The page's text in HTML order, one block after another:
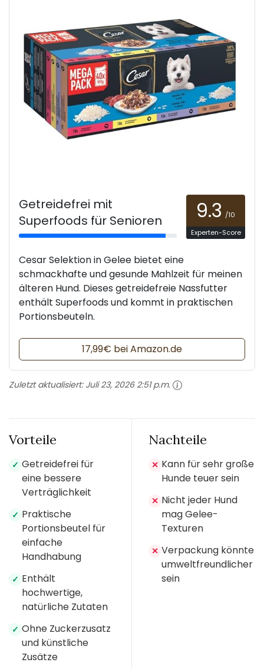
Getreidefrei mit
Superfoods für Senioren
9.3 /10
Experten-Score
Cesar Selektion in Gelee bietet eine
schmackhafte und gesunde Mahlzeit für meinen
älteren Hund. Dieses getreidefreie Nassfutter
enthält Superfoods und kommt in praktischen
Portionsbeuteln.
17,99€ bei Amazon.de
Zuletzt aktualisiert: Juli 23, 2026 2:51 p.m.
Vorteile
✓ Getreidefrei für
eine bessere
Verträglichkeit
✓ Praktische
Portionsbeutel für
einfache
Handhabung
✓ Enthält
hochwertige,
natürliche Zutaten
✓ Ohne Zuckerzusatz
und künstliche
Zusätze
Nachteile
✕ Kann für sehr große
Hunde teuer sein
✕ Nicht jeder Hund
mag Gelee-
Texturen
✕ Verpackung könnte
umweltfreundlicher
sein